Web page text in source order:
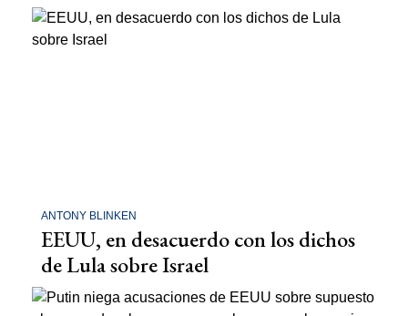
ANTONY BLINKEN
EEUU, en desacuerdo con los dichos
de Lula sobre Israel